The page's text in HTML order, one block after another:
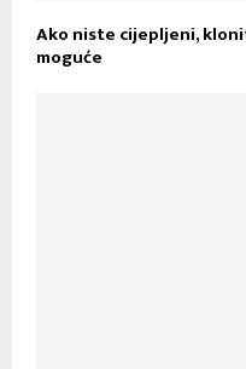
Ako niste cijepljeni,
moguće